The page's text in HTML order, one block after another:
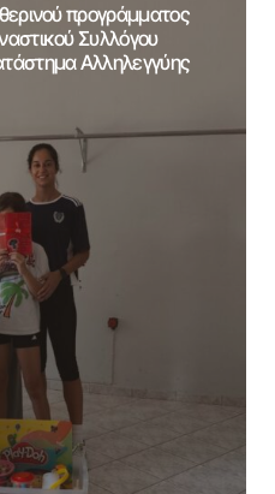
προγράμματος
Συλλόγου
Αλληλεγγύης